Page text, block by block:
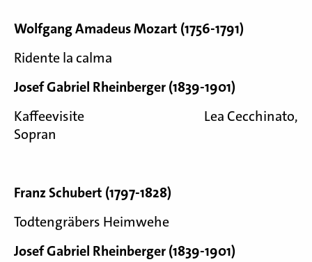
Wolfgang Amadeus Mozart (1756-1791)
Ridente la calma
Josef Gabriel Rheinberger (1839-1901)
Kaffeevisite Lea Cecchinato,
Sopran
Franz Schubert (1797-1828)
Todtengräbers Heimwehe
Josef Gabriel Rheinberger (1839-1901)